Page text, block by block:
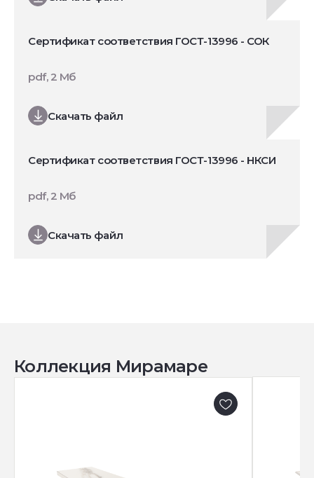
Сертификат соответствия ГОСТ-13996 - СОК
Скачать файл
pdf, 2 Мб
Сертификат соответствия ГОСТ-13996 - НКСИ
Скачать файл
pdf, 2 Мб
Коллекция Мирамаре